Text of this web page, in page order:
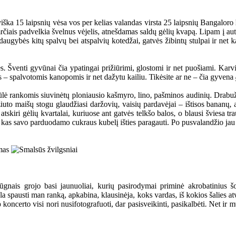
15 laipsnių vėsa vos per kelias valandas virsta 25 laipsnių Bangaloro
padvelkia švelnus vėjelis, atnešdamas saldų gėlių kvapą. Lipam į
kitų spalvų bei atspalvių kotedžai, gatvės žibintų stulpai ir net
Šventi gyvūnai čia ypatingai prižiūrimi, glostomi ir net puošiami.
spalvotomis kanopomis ir net dažytu kailiu. Tikėsite ar ne – čia gyvena
siuvinėtų ploniausio kašmyro, lino, pašminos audinių.
maišų stogu glaudžiasi daržovių, vaisių pardavėjai – ištisos bananų,
gėlių kvartalai, kuriuose ant gatvės telkšo balos, o blausi šviesa
savo parduodamo cukraus kubelį išties paragauti. Po pusvalandžio
grojo basi jaunuoliai, kurių pasirodymai priminė akrobatinius
man ranką, apkabina, klausinėja, koks vardas, iš kokios šalies
visi nori nusifotografuoti, dar pasisveikinti, pasikalbėti. Net ir